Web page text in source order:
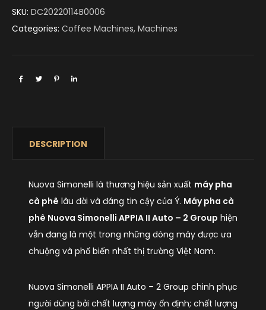
SKU: DC20220114B0006
Categories: Coffee Machines, Machines
DESCRIPTION
Nuova Simonelli là thương hiệu sản xuất máy pha
cà phê lâu đời và đáng tin cậy của Ý. Máy pha cà
phê Nuova Simonelli APPIA II Auto – 2 Group hiện
vẫn đang là một trong những dòng máy được ưa
chuộng và phổ biến nhất thị trường Việt Nam.
Nuova Simonelli APPIA II Auto – 2 Group chinh phục
người dùng bởi chất lượng máy ổn định; chất lượng